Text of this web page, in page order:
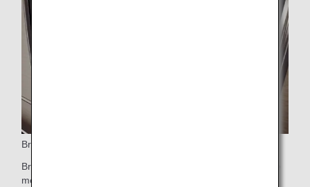
Brett säte
Brett säte komplett med kudde som tagits fram i samarbete
med Nishikawa för suverän bekvämlighet